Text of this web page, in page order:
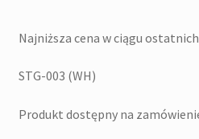
Najniższa cena w ciągu
STG-003 (WH)
Produkt dostępny na